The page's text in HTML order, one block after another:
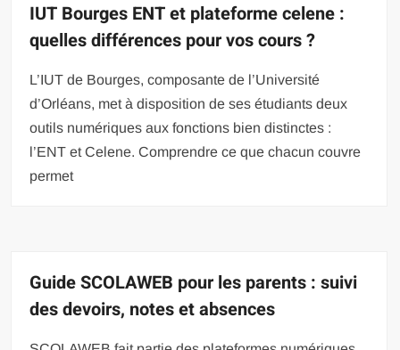
IUT Bourges ENT et plateforme celene :
quelles différences pour vos cours ?
L’IUT de Bourges, composante de l’Université
d’Orléans, met à disposition de ses étudiants deux
outils numériques aux fonctions bien distinctes :
l’ENT et Celene. Comprendre ce que chacun couvre
permet
Guide SCOLAWEB pour les parents : suivi
des devoirs, notes et absences